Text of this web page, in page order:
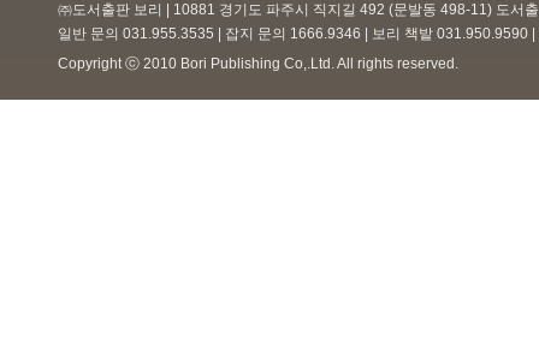
㈜도서출판 보리 | 10881 경기도 파주시 직지길 492 (문발동 498-11) 도서
일반 문의 031.955.3535 | 잡지 문의 1666.9346 | 보리 책밭 031.950.9590
Copyright ⓒ 2010 Bori Publishing Co,.Ltd. All rights reserved.